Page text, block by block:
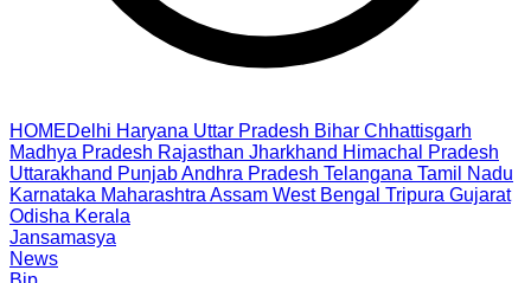
HOMEDelhi Haryana Uttar Pradesh Bihar Chhattisgarh
Madhya Pradesh Rajasthan Jharkhand Himachal Pradesh
Uttarakhand PunjabAndhra Pradesh Telangana Tamil Nadu
Karnataka Maharashtra Assam West Bengal Tripura Gujarat
Odisha Kerala
Jansamasya
News